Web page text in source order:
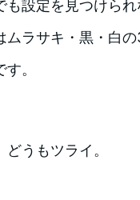
も設定を見つけられ
ムラサキ・黒・白
。
うもツライ。